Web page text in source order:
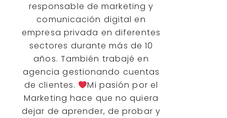
responsable de marketing y
comunicación digital en
empresa privada en diferentes
sectores durante más de 10
años. También trabajé en
agencia gestionando cuentas
de clientes.
Mi pasión por el
Marketing hace que no quiera
dejar de aprender, de probar y